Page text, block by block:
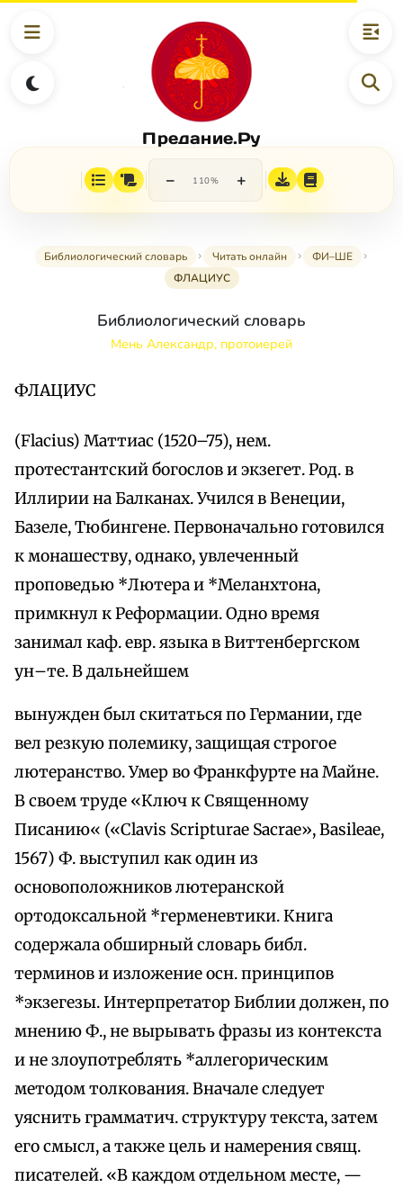
Предание.Ру
− 110% +
Библиологический словарь Читать онлайн
ФИ–ШЕ
ФЛАЦИУС
Библиологический словарь
Мень Александр, протоиерей
ФЛАЦИУС
(Flacius) Маттиас (1520–75), нем.
протестантский богослов и экзегет. Род. в
Иллирии на Балканах. Учился в Венеции,
Базеле, Тюбингене. Первоначально готовился
к монашеству, однако, увлеченный
проповедью *Лютера и *Меланхтона,
примкнул к Реформации. Одно время
занимал каф. евр. языка в Виттенбергском
ун–те. В дальнейшем
вынужден был скитаться по Германии, где
вел резкую полемику, защищая строгое
лютеранство. Умер во Франкфурте на Майне.
В своем труде «Ключ к Священному
Писанию« («Clavis Scripturae Sacrae», Basileae,
1567) Ф. выступил как один из
основоположников лютеранской
ортодоксальной *герменевтики. Книга
содержала обширный словарь библ.
терминов и изложение осн. принципов
*экзегезы. Интерпретатор Библии должен, по
мнению Ф., не вырывать фразы из контекста
и не злоупотреблять *аллегорическим
методом толкования. Вначале следует
уяснить грамматич. структуру текста, затем
его смысл, а также цель и намерения свящ.
писателей. «В каждом отдельном месте, —